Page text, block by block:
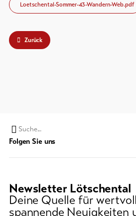
Loetschental-Sommer-43-Wandern-Web.pdf
Zurück
Suchwort
Folgen Sie uns
Newsletter Lötschental
Deine Quelle für
spannende Neuigkeiten